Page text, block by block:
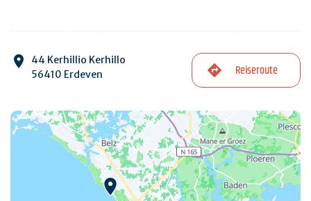
44 Kerhillio Kerhillo
56410 Erdeven
Reiseroute